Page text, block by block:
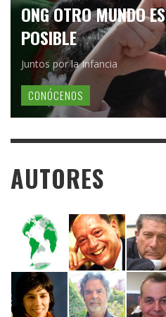
ONG OTRO MUNDO ES
POSIBLE
Juntos por la Infancia
CONÓCENOS
AUTORES